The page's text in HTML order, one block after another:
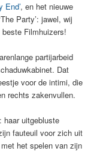
End’, en het nieuwe
Party’: jawel, wij
Filmhuizers!
partijarbeid
Dat
voor de intimi, die
rechts zakenvullen.
haar uitgebluste
fauteuil voor zich uit
het spelen van zijn